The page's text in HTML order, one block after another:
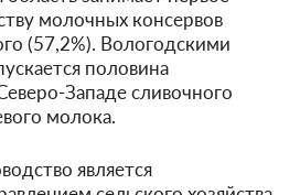
молочных консервов
(57,2%). Вологодскими
половина
Западе сливочного
молока.
является